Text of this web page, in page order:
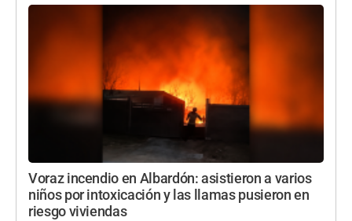
Voraz incendio en Albardón: asistieron a varios
niños por intoxicación y las llamas pusieron en
riesgo viviendas